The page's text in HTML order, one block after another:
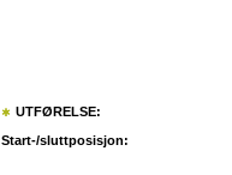
UTFØRELSE:
Start-/sluttposisjon: